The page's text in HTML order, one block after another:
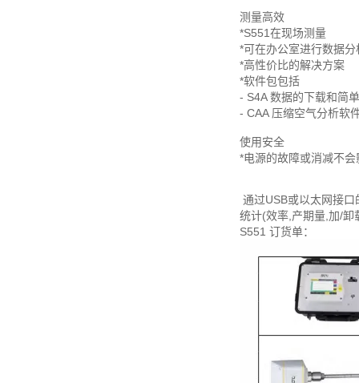
测量高效
*S551在现场测量
*可在办公室进行数据分
*高性价比的解决方案
*软件包包括
- S4A 数据的下载和简
- CAA 压缩空气分析软
使用安全
*电源的故障或消减不
通过USB或以太网接
统计(效率,产期量,加/卸
S551 订货单：